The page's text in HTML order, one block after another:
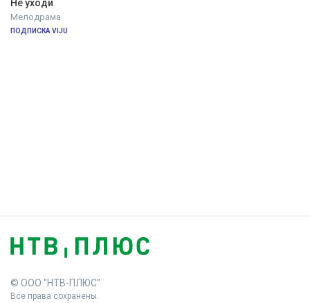
Не уходи
Мелодрама
ПОДПИСКА VIJU
© ООО "НТВ-ПЛЮС"
Все права сохранены.